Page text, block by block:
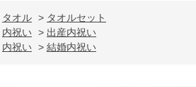
タオル > タオルセット
内祝い > 出産内祝い
内祝い > 結婚内祝い